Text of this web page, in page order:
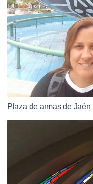
Plaza de armas de Jaén